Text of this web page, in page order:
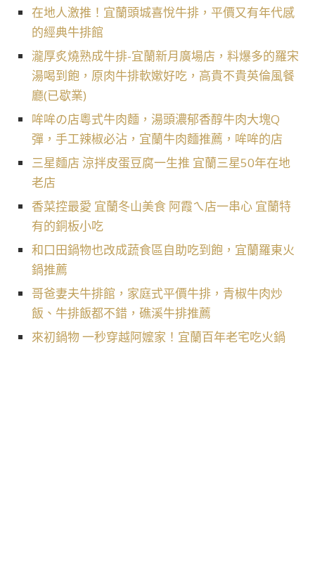
在地人激推！宜蘭頭城喜悅牛排，平價又有年代感
的經典牛排館
瀧厚炙燒熟成牛排-宜蘭新月廣場店，料爆多的羅宋
湯喝到飽，原肉牛排軟嫰好吃，高貴不貴英倫風餐
廳(已歇業)
哞哞の店粵式牛肉麵，湯頭濃郁香醇牛肉大塊Q
彈，手工辣椒必沾，宜蘭牛肉麵推薦，哞哞的店
三星麵店 涼拌皮蛋豆腐一生推 宜蘭三星50年在地
老店
香菜控最愛 宜蘭冬山美食 阿霞ㄟ店一串心 宜蘭特
有的銅板小吃
和口田鍋物也改成蔬食區自助吃到飽，宜蘭羅東火
鍋推薦
哥爸妻夫牛排館，家庭式平價牛排，青椒牛肉炒
飯、牛排飯都不錯，礁溪牛排推薦
來初鍋物 一秒穿越阿嬤家！宜蘭百年老宅吃火鍋